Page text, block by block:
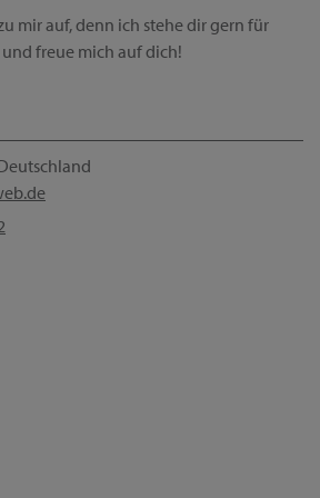
mir auf, denn ich stehe dir gern für
freue mich auf dich!